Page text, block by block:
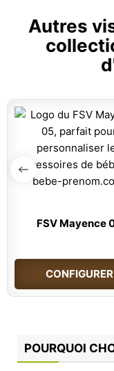
Autres
FSV Mayence
CONFIGURER
POURQUOI